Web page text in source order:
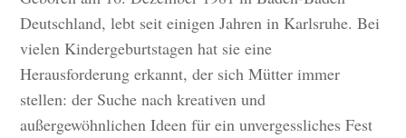
Deutschland, lebt seit einigen Jahren in Karlsruhe. Bei
vielen Kindergeburtstagen hat sie eine
Herausforderung erkannt, der sich Mütter immer
stellen: der Suche nach kreativen und
außergewöhnlichen Ideen für ein unvergessliches Fest